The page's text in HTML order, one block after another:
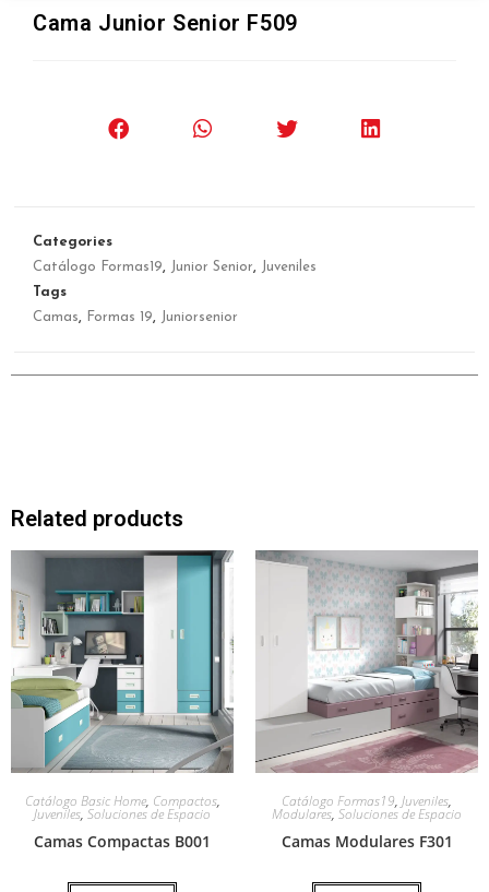
Cama Junior Senior F509
Categories
Catálogo Formas19, Junior Senior,
Juveniles
Tags
Camas, Formas 19, Juniorsenior
Related products
Catálogo Basic Home, Compactos,
Juveniles, Soluciones de Espacio
Camas Compactas B001
Catálogo Formas19, Juveniles,
Modulares, Soluciones de Espacio
Camas Modulares F301